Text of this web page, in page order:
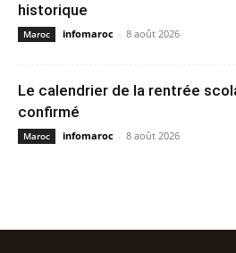
historique
Maroc infomaroc - 8 août 2026
Le calendrier de la rentrée
confirmé
Maroc infomaroc - 8 août 2026